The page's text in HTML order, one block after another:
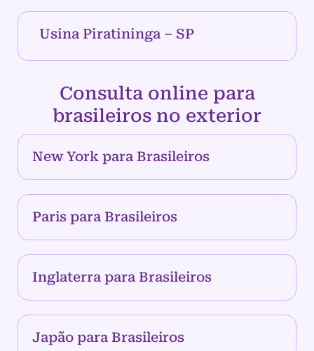
Usina Piratininga – SP
Consulta online para
brasileiros no exterior
New York para Brasileiros
Paris para Brasileiros
Inglaterra para Brasileiros
Japão para Brasileiros